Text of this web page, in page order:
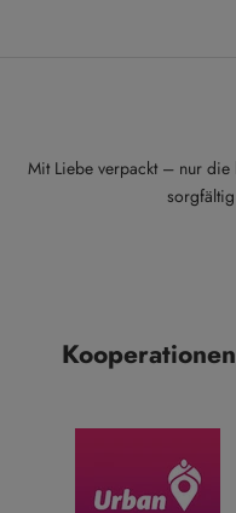
Mit Liebe verpackt – nur die